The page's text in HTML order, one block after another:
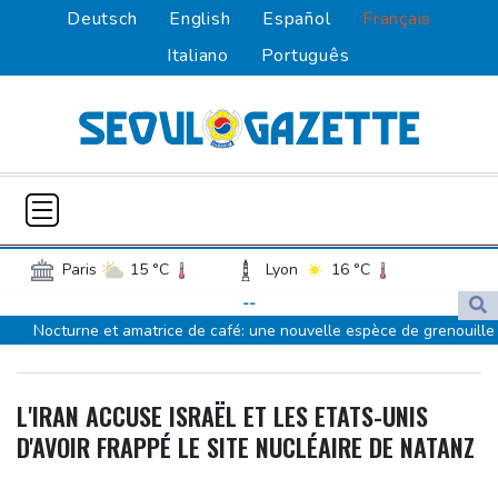
Deutsch English Español
Français
Italiano
Português
Paris 15 °C Lyon
16 °C
Bordeaux
19 °C Luxembourg
12 °C
Burkina Faso
27 °C Guinea
22 °C
Mali
16 °C Niger
27 °C
--
Nocturne et amatrice de café: une nouvelle espèce de grenouille
répit" le narcotrafic
Le rappeur Moha La Squale condamné à deux ans pour des
L'IRAN ACCUSE ISRAËL ET LES ETATS-UNIS
D'AVOIR FRAPPÉ LE SITE NUCLÉAIRE DE NATANZ